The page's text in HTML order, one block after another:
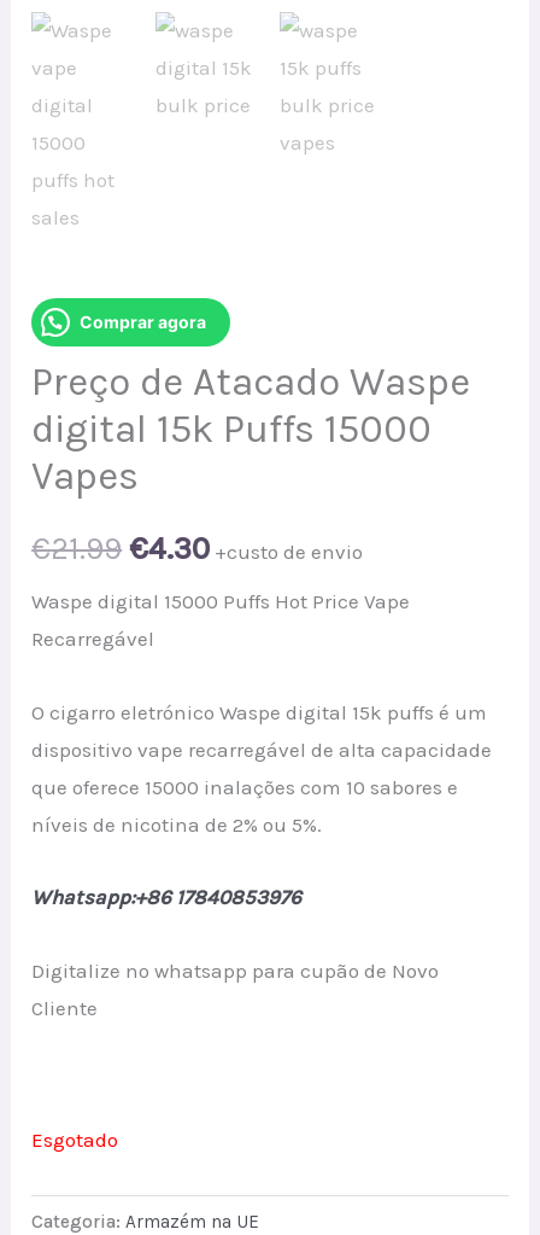
Comprar agora
Preço de Atacado Waspe
digital 15k Puffs 15000
Vapes
€21.99 Original
price
€21.99.
€4.30Current
price
€4.30.
+custo de envio
Waspe digital 15000 Puffs Hot Price Vape
Recarregável
O cigarro eletrónico Waspe digital 15k puffs é um
dispositivo vape recarregável de alta capacidade
que oferece 15000 inalações com 10 sabores e
níveis de nicotina de 2% ou 5%.
Whatsapp:+86 17840853976
Digitalize no whatsapp para cupão de Novo
Cliente
Esgotado
Categoria:Armazém na UE